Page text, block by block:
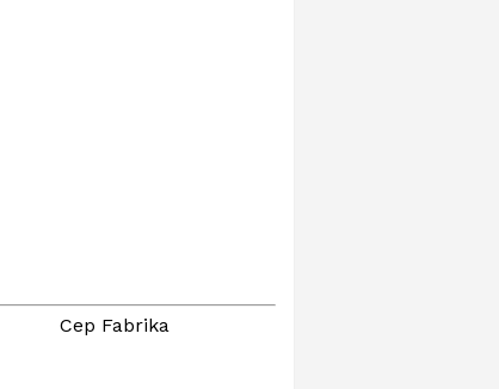
Cep Fabrika